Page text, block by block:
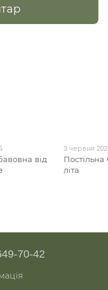
від
3 червня
Постільна
літа
70-42